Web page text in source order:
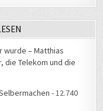
wurde – Matthias
die Telekom und die
- 12.740